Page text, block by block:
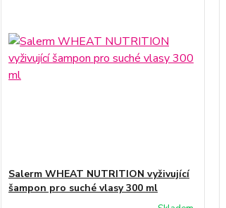
Salerm WHEAT NUTRITION vyživující
šampon pro suché vlasy 300 ml